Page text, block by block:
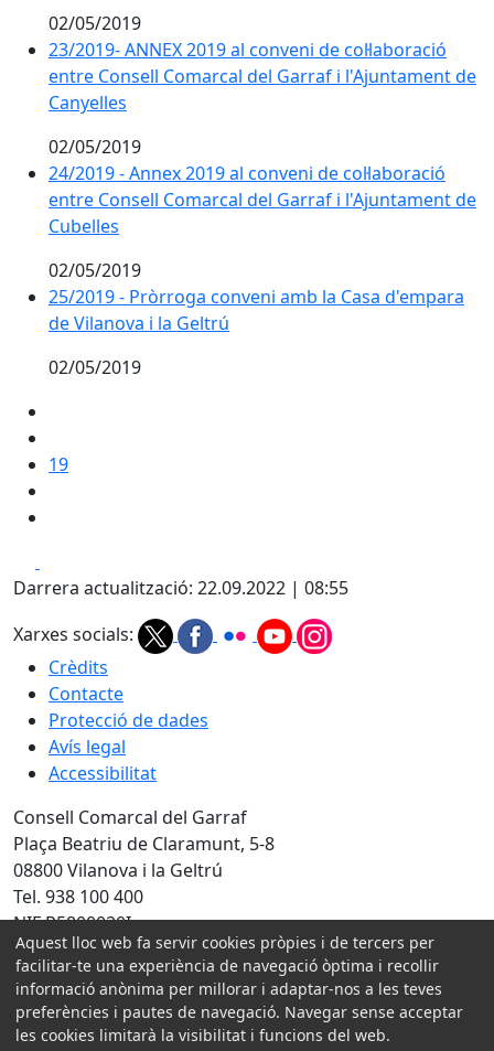
02/05/2019
23/2019- ANNEX 2019 al conveni de col·laboració
entre Consell Comarcal del Garraf i l'Ajuntament de
Canyelles
02/05/2019
24/2019 - Annex 2019 al conveni de col·laboració
entre Consell Comarcal del Garraf i l'Ajuntament de
Cubelles
02/05/2019
25/2019 - Pròrroga conveni amb la Casa d'empara
de Vilanova i la Geltrú
02/05/2019
19
Darrera actualització: 22.09.2022 | 08:55
Xarxes socials:
Crèdits
Contacte
Protecció de dades
Avís legal
Accessibilitat
Consell Comarcal del Garraf
Plaça Beatriu de Claramunt, 5-8
08800 Vilanova i la Geltrú
Tel. 938 100 400
NIF P5800020I
Amb la col·laboració de:
Aquest lloc web fa servir cookies pròpies i de tercers per
facilitar-te una experiència de navegació òptima i recollir
informació anònima per millorar i adaptar-nos a les teves
preferències i pautes de navegació. Navegar sense acceptar
les cookies limitarà la visibilitat i funcions del web.